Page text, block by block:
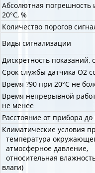
Абсолютная
20°С, %
Количество порогов
Виды сигнализации
Дискретность показаний,
Срок службы датчика О2
Время ?90 при 20°С не
Время непрерывной
не менее
Расстояние от прибора
Климатические условия
температура
атмосферное давление,
относительная
влаги)